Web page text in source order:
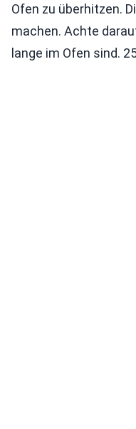
Ofen zu überhitzen.
machen. Achte
lange im Ofen sind.